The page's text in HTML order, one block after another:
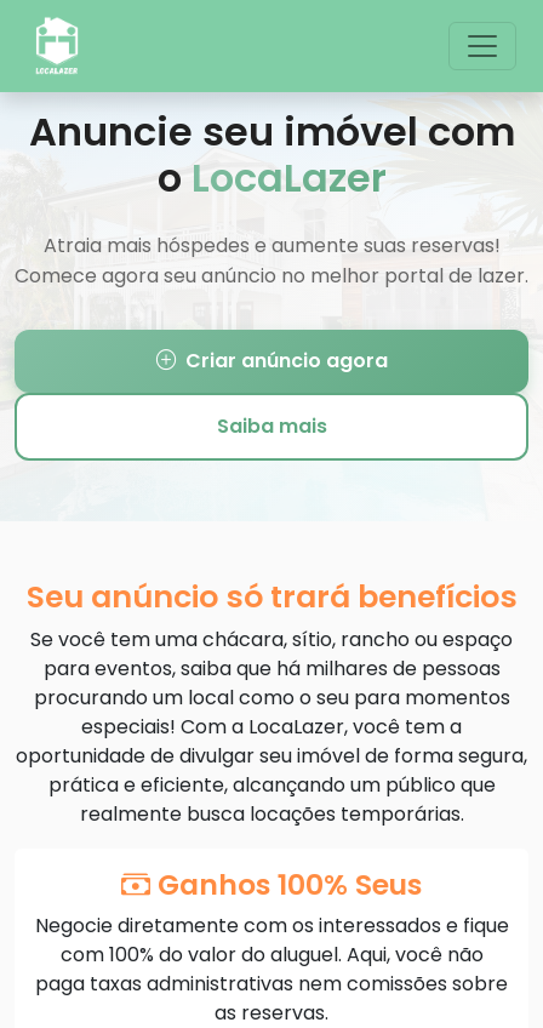
Anuncie seu imóvel com
o LocaLazer
Atraia mais hóspedes e aumente suas reservas!
Comece agora seu anúncio no melhor portal de lazer.
Criar anúncio agora
Saiba mais
Seu anúncio só trará benefícios
Se você tem uma chácara, sítio, rancho ou espaço
para eventos, saiba que há milhares de pessoas
procurando um local como o seu para momentos
especiais! Com a LocaLazer, você tem a
oportunidade de divulgar seu imóvel de forma segura,
prática e eficiente, alcançando um público que
realmente busca locações temporárias.
Ganhos 100% Seus
Negocie diretamente com os interessados e fique
com 100% do valor do aluguel. Aqui, você não
paga taxas administrativas nem comissões sobre
as reservas.